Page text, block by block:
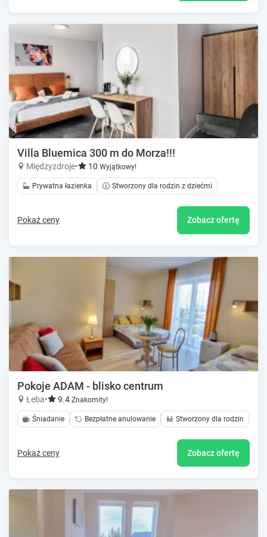
Villa Bluemica 300 m do Morza!!!
Międzyzdroje• 10 Wyjątkowy!
Prywatna łazienka Stworzony dla rodzin z dziećmi
Pokaż ceny Zobacz ofertę
Pokoje ADAM - blisko centrum
Łeba• 9.4 Znakomity!
Śniadanie Bezpłatne anulowanie Stworzony dla rodzin
Pokaż ceny Zobacz ofertę